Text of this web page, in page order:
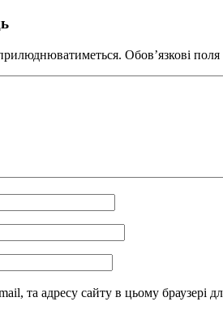
Обов’язкові поля
та адресу сайту в цьому браузері